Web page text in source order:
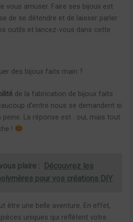
vous amuser. Faire ses bijoux est
de se détendre et de laisser parler
outils et lancez-vous dans cette
des bijoux faits main ?
de la fabrication de bijoux faits
d’entre nous se demandent si
La réponse est : oui, mais tout
!
plaire :
Découvrez les
pour vos créations DIY
être une belle aventure. En effet,
uniques qui reflètent votre